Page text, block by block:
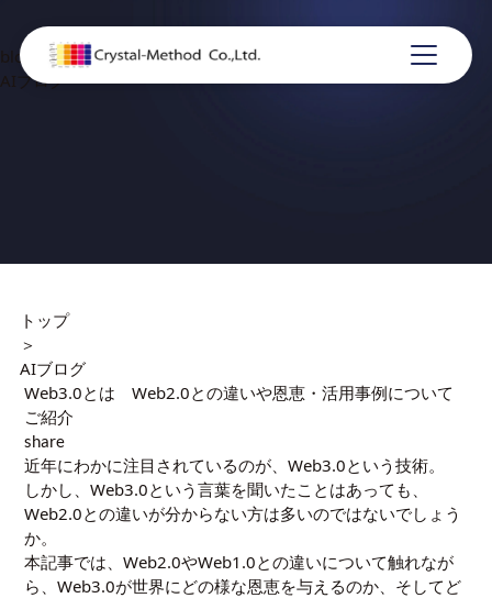
blog
AIブログ
トップ
＞
AIブログ
Web3.0とは Web2.0との違いや恩恵・活用事例について
ご紹介
share
近年にわかに注目されているのが、Web3.0という技術。
しかし、Web3.0という言葉を聞いたことはあっても、
Web2.0との違いが分からない方は多いのではないでしょう
か。
本記事では、Web2.0やWeb1.0との違いについて触れなが
ら、Web3.0が世界にどの様な恩恵を与えるのか、そしてど